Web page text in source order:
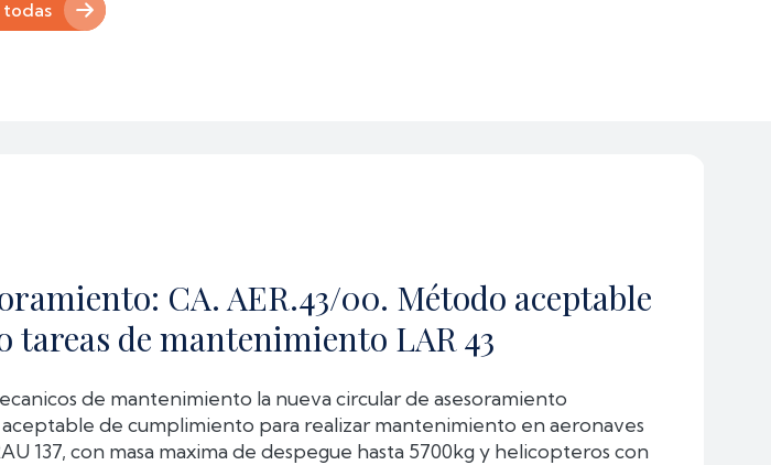
todas
CA. AER.43/00. Método aceptable
de mantenimiento LAR 43
de mantenimiento la nueva circular de asesoramiento
de cumplimiento para realizar mantenimiento en aeronaves
137, con masa maxima de despegue hasta 5700kg y helicopteros con